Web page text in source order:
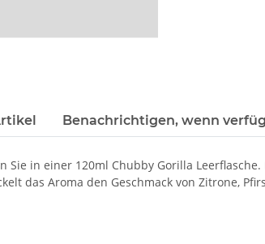
Benachrichtigen, wenn
Sie in einer 120ml Chubby Gorilla
das Aroma den Geschmack von Zitrone,